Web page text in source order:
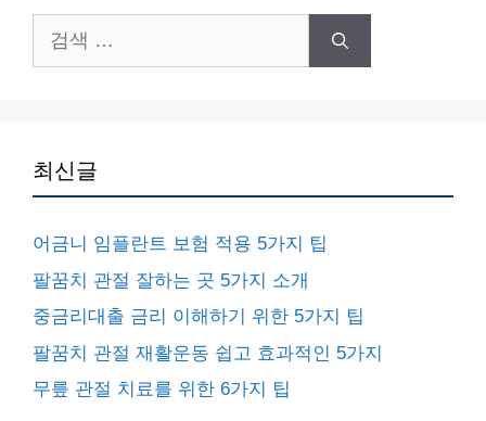
색:
최신글
어금니 임플란트 보험 적용 5가지 팁
팔꿈치 관절 잘하는 곳 5가지 소개
중금리대출 금리 이해하기 위한 5가지 팁
팔꿈치 관절 재활운동 쉽고 효과적인 5가지
무릎 관절 치료를 위한 6가지 팁